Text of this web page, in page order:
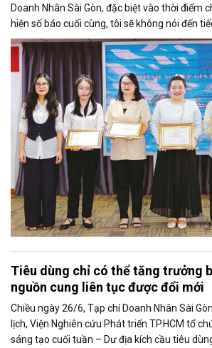
Doanh Nhân Sài Gòn, đặc biệt vào thời điểm
hiện số báo cuối cùng, tôi sẽ không nói đến
thay vào đó là niềm tự hào. Bởi khi nghĩ về
luôn nghĩ đó là một tờ báo “tử tế, chỉn chu”.
rất bình thường ấy đã nuôi dưỡng tôi suốt 25
lẽ sẽ còn theo tôi đến hết cuộc đời cầm bút.
Tiêu dùng chỉ có thể tăng trưởng
nguồn cung liên tục được đổi mới
Chiều ngày 26/6, Tạp chí Doanh Nhân Sài
lịch, Viện Nghiên cứu Phát triển TP.HCM tổ
sáng tạo cuối tuần – Dư địa kích cầu tiêu